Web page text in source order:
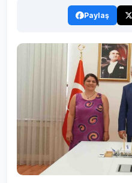
Paylaş